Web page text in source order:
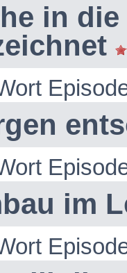
in
im